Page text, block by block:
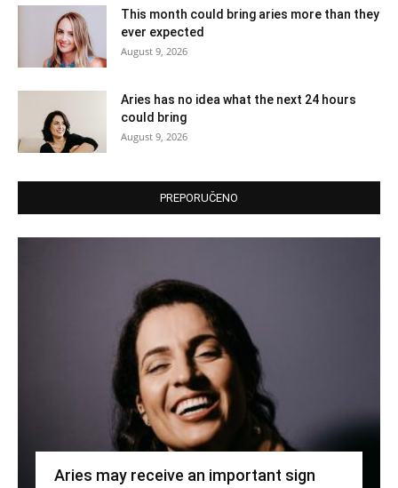
This month could bring aries more than they
ever expected
August 9, 2026
Aries has no idea what the next 24 hours
could bring
August 9, 2026
PREPORUČENO
Aries may receive an important sign